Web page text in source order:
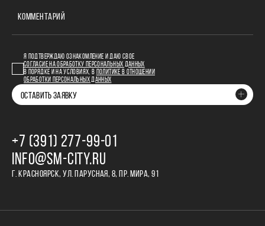
КОММЕНТАРИЙ
Я ПОДТВЕРЖДАЮ ОЗНАКОМЛЕНИЕ И ДАЮ СВОЕ
СОГЛАСИЕ НА ОБРАБОТКУ ПЕРСОНАЛЬНЫХ ДАННЫХ
В ПОРЯДКЕ И НА УСЛОВИЯХ, В
ПОЛИТИКЕ В ОТНОШЕНИИ
ОБРАБОТКИ ПЕРСОНАЛЬНЫХ ДАННЫХ
ОСТАВИТЬ ЗАЯВКУ
+7 (391) 277‒99‒01
INFO@SM-CITY.RU
Г. КРАСНОЯРСК, УЛ. ПАРУСНАЯ, 8, ПР. МИРА, 91